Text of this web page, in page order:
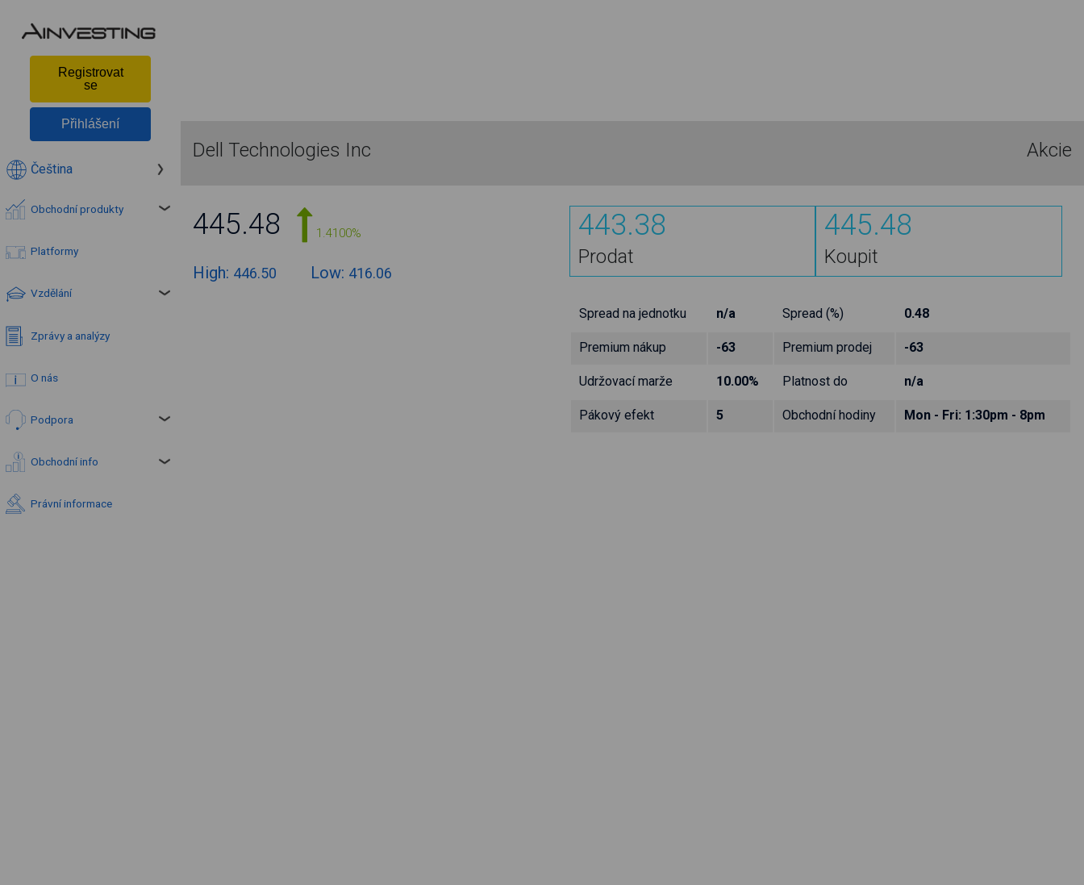
Registrovat
se
Přihlášení
Čeština
Obchodní produkty
Platformy
Vzdělání
Zprávy a analýzy
O nás
Podpora
Obchodní info
Právní informace
Dell Technologies Inc Akcie
445.48 1.4100%
High: 446.50 Low: 416.06
443.38
Prodat
445.48
Koupit
Spread na jednotku n/a Spread (%) 0.48
Premium nákup -63 Premium prodej -63
Udržovací marže 10.00% Platnost do n/a
Pákový efekt 5 Obchodní hodiny Mon - Fri: 1:30pm - 8pm